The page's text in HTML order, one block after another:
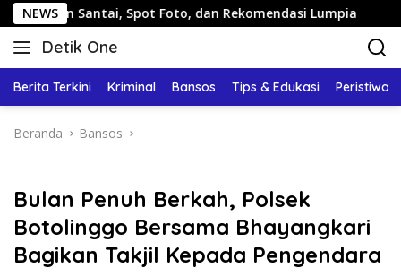
Langsung
ke
konten
NEWSSpot Foto, dan Rekomendasi Lumpia
Detik One
Tajam
Fakta
Berita Terkini Kriminal Bansos Tips & Edukasi Peristiwa
Beranda Bansos
Bulan Penuh Berkah, Polsek
Botolinggo Bersama Bhayangkari
Bagikan Takjil Kepada Pengendara